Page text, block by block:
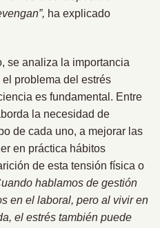
ha explicado
se analiza la importancia
problema del estrés
es fundamental. Entre
la necesidad de
de cada uno, a mejorar las
en práctica hábitos
de esta tensión física o
hablamos de gestión
en el laboral, pero al vivir en
el estrés también puede